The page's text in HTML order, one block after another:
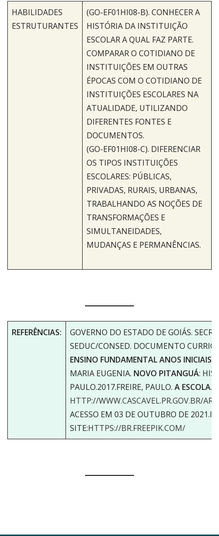
HABILIDADES
ESTRUTURANTES
(GO-EF01HI08-B). CONHECER A
HISTÓRIA DA INSTITUIÇÃO
ESCOLAR A QUAL FAZ PARTE.
COMPARAR O COTIDIANO DE
INSTITUIÇÕES EM OUTRAS
ÉPOCAS COM O COTIDIANO DE
INSTITUIÇÕES ESCOLARES NA
ATUALIDADE, UTILIZANDO
DIFERENTES FONTES E
DOCUMENTOS.
(GO-EF01HI08-C). DIFERENCIAR
OS TIPOS INSTITUIÇÕES
ESCOLARES: PÚBLICAS,
PRIVADAS, RURAIS, URBANAS,
TRABALHANDO AS NOÇÕES DE
TRANSFORMAÇÕES E
SIMULTANEIDADES,
MUDANÇAS E PERMANÊNCIAS.
REFERÊNCIAS:
GOVERNO DO ESTADO DE GOIÁS.
SEDUC/CONSED. DOCUMENTO
ENSINO FUNDAMENTAL ANOS INICIAIS.
MARIA EUGENIA. NOVO PITANGUÁ:
PAULO.2017.FREIRE, PAULO. A ESCOLA.
HTTP://WWW.CASCAVEL.PR.GOV.BR/
ACESSO EM 03 DE OUTUBRO DE
SITE:HTTPS://BR.FREEPIK.COM/